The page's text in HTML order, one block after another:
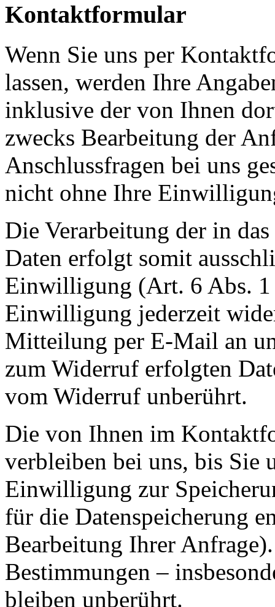
Kontaktformular
Wenn Sie uns per
lassen, werden Ihre
inklusive der von Ihnen
zwecks Bearbeitung der
Anschlussfragen bei uns
nicht ohne Ihre
Die Verarbeitung der in
Daten erfolgt somit
Einwilligung (Art. 6 Abs. 1
Einwilligung jederzeit
Mitteilung per E-Mail an
zum Widerruf erfolgten
vom Widerruf unberührt.
Die von Ihnen im
verbleiben bei uns, bis Sie
Einwilligung zur
für die Datenspeicherung
Bearbeitung Ihrer
Bestimmungen –
bleiben unberührt.